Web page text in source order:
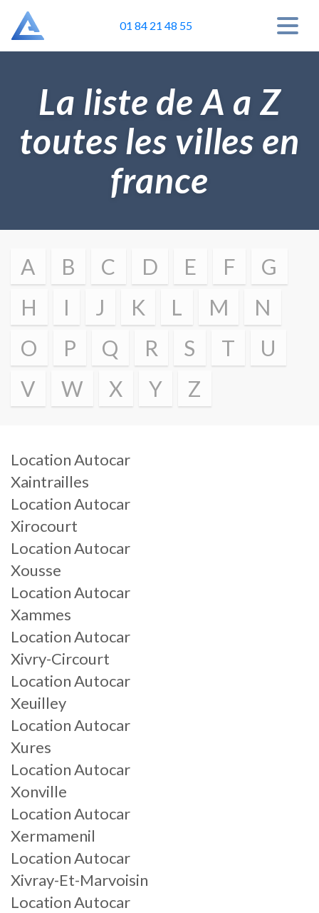
01 84 21 48 55
La liste de A a Z
toutes les villes en
france
A B C D E F
G
H
I J K L M
N
O
P Q R S T
U
V
W X Y Z
Location Autocar
Xaintrailles
Location Autocar
Xirocourt
Location Autocar
Xousse
Location Autocar
Xammes
Location Autocar
Xivry-Circourt
Location Autocar
Xeuilley
Location Autocar
Xures
Location Autocar
Xonville
Location Autocar
Xermamenil
Location Autocar
Xivray-Et-Marvoisin
Location Autocar